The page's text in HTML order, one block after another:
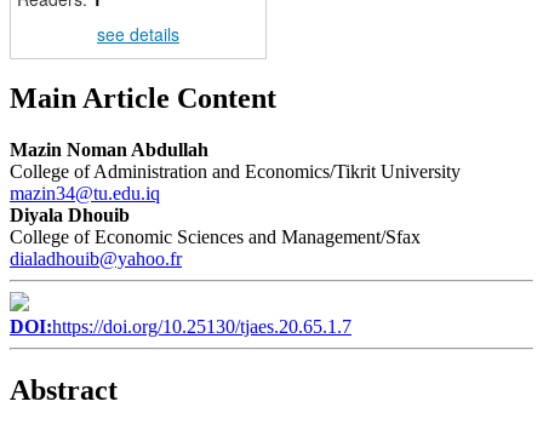
see details
Main Article Content
Mazin Noman Abdullah
College of Administration and Economics/Tikrit University
mazin34@tu.edu.iq
Diyala Dhouib
College of Economic Sciences and Management/Sfax
dialadhouib@yahoo.fr
DOI:https://doi.org/10.25130/tjaes.20.65.1.7
Abstract